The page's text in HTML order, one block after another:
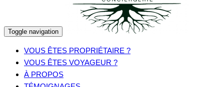
Toggle navigation
VOUS ÊTES PROPRIÉTAIRE ?
VOUS ÊTES VOYAGEUR ?
À PROPOS